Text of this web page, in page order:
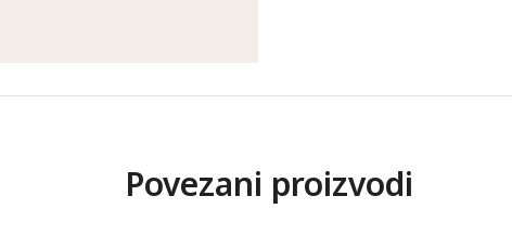
Povezani proizvodi